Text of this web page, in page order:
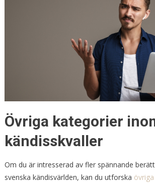
Övriga kategorier
kändisskvaller
Om du är intresserad av fler spännande
svenska kändisvärlden, kan du utforska